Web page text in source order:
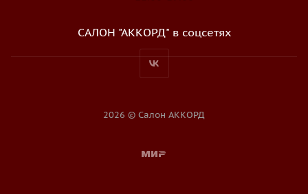
САЛОН "АККОРД" в соцсетях
2026 © Салон АККОРД